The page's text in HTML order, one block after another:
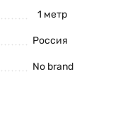
1 метр
Россия
No brand